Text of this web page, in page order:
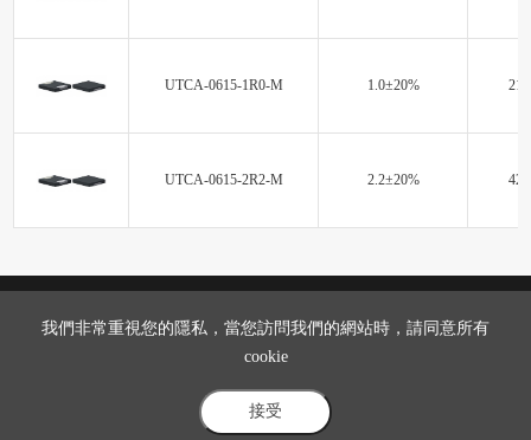
我們非常重視您的隱私，當您訪問我們的網站時，請同意所有
cookie
接受
UTCA-0615-1R0-M 1.0±20%
UTCA-0615-2R2-M 2.2±20%
產品應用
科博視科技有限公司 版權所有@2026